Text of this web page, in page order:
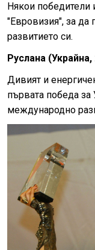
Някои победители
"Евровизия", за да
развитието си.
Руслана (Украйна,
Дивият и
първата победа
международно